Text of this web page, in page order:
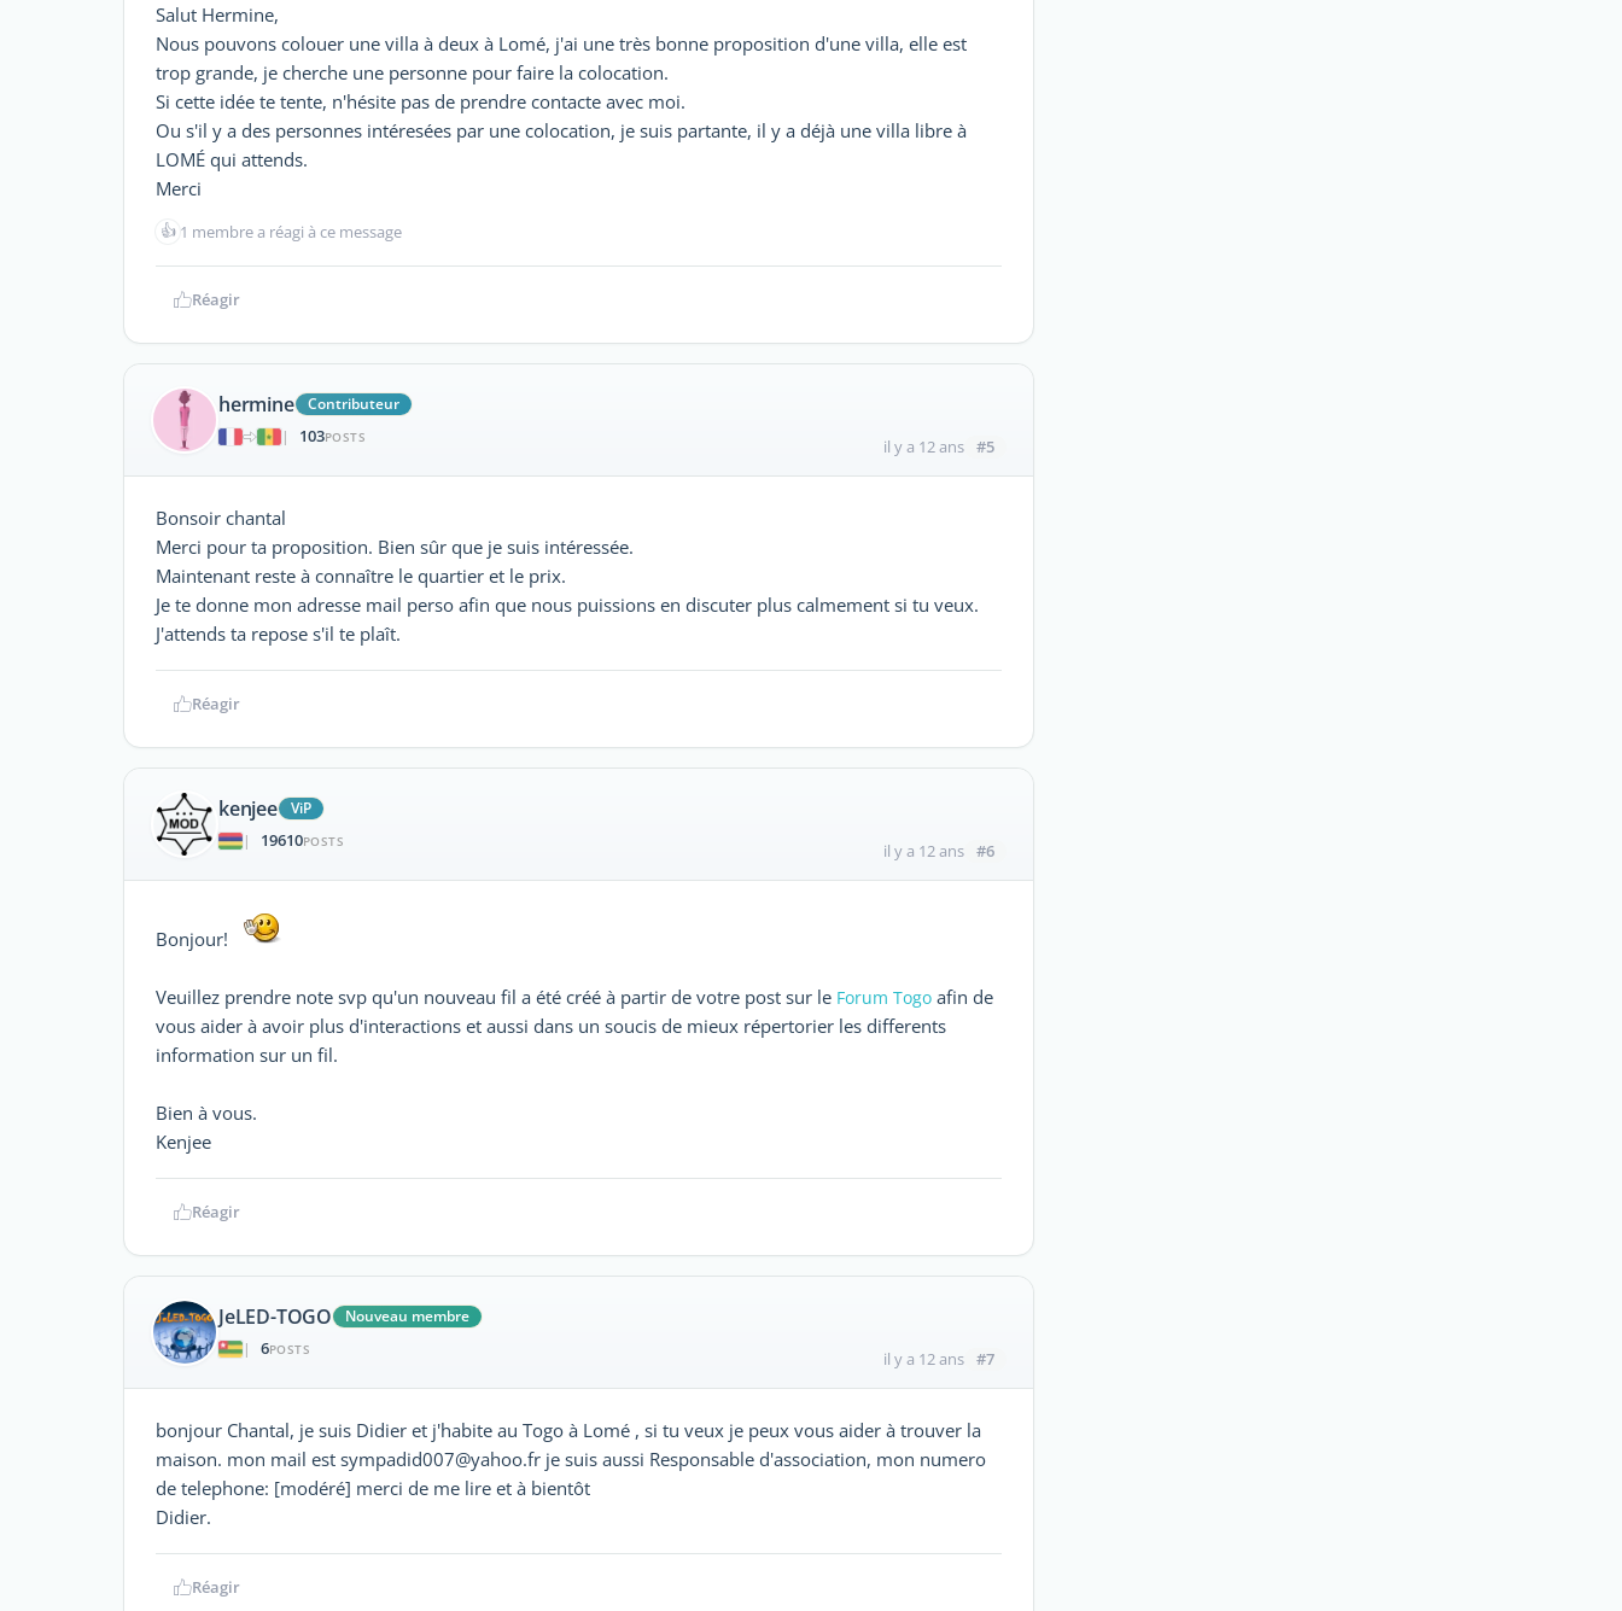
Salut Hermine,
Nous pouvons colouer une villa à deux à Lomé, j'ai une très bonne proposition d'une villa, elle est
trop grande, je cherche une personne pour faire la colocation.
Si cette idée te tente, n'hésite pas de prendre contacte avec moi.
Ou s'il y a des personnes intéresées par une colocation, je suis partante, il y a déjà une villa libre à
LOMÉ qui attends.
Merci
👍 1 membre a réagi à ce message
Réagir
hermine
Contributeur
|
103POSTS il y a 12 ans #5
Bonsoir chantal
Merci pour ta proposition. Bien sûr que je suis intéressée.
Maintenant reste à connaître le quartier et le prix.
Je te donne mon adresse mail perso afin que nous puissions en discuter plus calmement si tu veux.
J'attends ta repose s'il te plaît.
Réagir
kenjee
ViP
|
19610POSTS il y a 12 ans #6
Bonjour!
Veuillez prendre note svp qu'un nouveau fil a été créé à partir de votre post sur le Forum Togo afin de
vous aider à avoir plus d'interactions et aussi dans un soucis de mieux répertorier les differents
information sur un fil.
Bien à vous.
Kenjee
Réagir
JeLED-TOGO
Nouveau membre
|
6POSTS il y a 12 ans #7
bonjour Chantal, je suis Didier et j'habite au Togo à Lomé , si tu veux je peux vous aider à trouver la
maison. mon mail est sympadid007@yahoo.fr je suis aussi Responsable d'association, mon numero
de telephone: [modéré] merci de me lire et à bientôt
Didier.
Réagir